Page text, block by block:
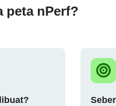
peta nPerf?